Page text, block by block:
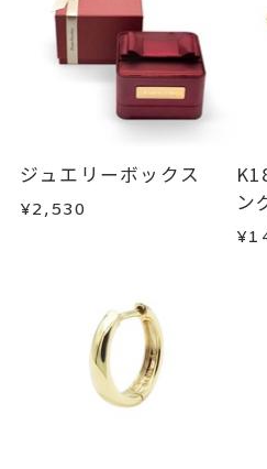
ジュエリーボックス
¥2,530
ン